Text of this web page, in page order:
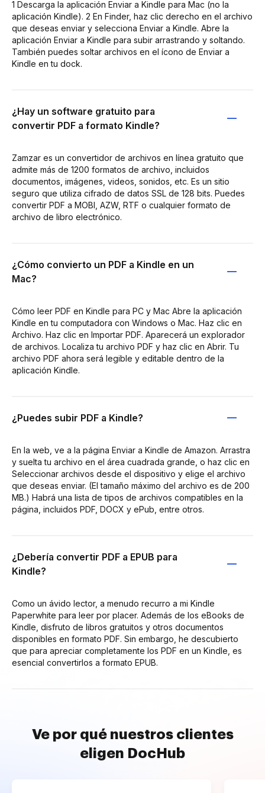
1 Descarga la aplicación Enviar a Kindle para Mac (no la
aplicación Kindle). 2 En Finder, haz clic derecho en el archivo
que deseas enviar y selecciona Enviar a Kindle. Abre la
aplicación Enviar a Kindle para subir arrastrando y soltando.
También puedes soltar archivos en el ícono de Enviar a
Kindle en tu dock.
¿Hay un software gratuito para
convertir PDF a formato Kindle?
Zamzar es un convertidor de archivos en línea gratuito que
admite más de 1200 formatos de archivo, incluidos
documentos, imágenes, videos, sonidos, etc. Es un sitio
seguro que utiliza cifrado de datos SSL de 128 bits. Puedes
convertir PDF a MOBI, AZW, RTF o cualquier formato de
archivo de libro electrónico.
¿Cómo convierto un PDF a Kindle en un
Mac?
Cómo leer PDF en Kindle para PC y Mac Abre la aplicación
Kindle en tu computadora con Windows o Mac. Haz clic en
Archivo. Haz clic en Importar PDF. Aparecerá un explorador
de archivos. Localiza tu archivo PDF y haz clic en Abrir. Tu
archivo PDF ahora será legible y editable dentro de la
aplicación Kindle.
¿Puedes subir PDF a Kindle?
En la web, ve a la página Enviar a Kindle de Amazon. Arrastra
y suelta tu archivo en el área cuadrada grande, o haz clic en
Seleccionar archivos desde el dispositivo y elige el archivo
que deseas enviar. (El tamaño máximo del archivo es de 200
MB.) Habrá una lista de tipos de archivos compatibles en la
página, incluidos PDF, DOCX y ePub, entre otros.
¿Debería convertir PDF a EPUB para
Kindle?
Como un ávido lector, a menudo recurro a mi Kindle
Paperwhite para leer por placer. Además de los eBooks de
Kindle, disfruto de libros gratuitos y otros documentos
disponibles en formato PDF. Sin embargo, he descubierto
que para apreciar completamente los PDF en un Kindle, es
esencial convertirlos a formato EPUB.
Ve por qué nuestros clientes
eligen DocHub